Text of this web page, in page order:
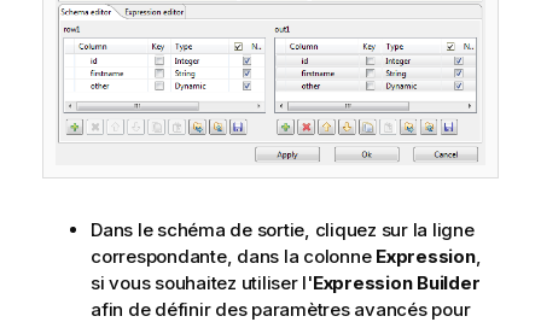
Dans le schéma de sortie, cliquez sur la ligne
correspondante, dans la colonne Expression,
si vous souhaitez utiliser l'Expression Builder
afin de définir des paramètres avancés pour